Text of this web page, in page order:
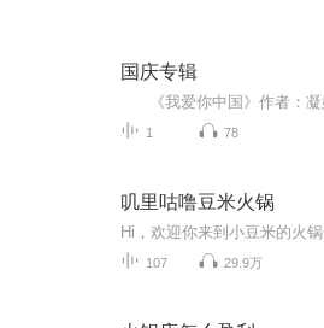
国庆专辑
1 78
叽里咕噜豆米火锅
107 29.9万